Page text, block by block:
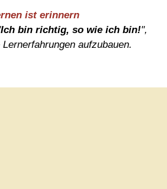
ist erinnern
Ich bin richtig, so wie ich bin!",
aufzubauen.